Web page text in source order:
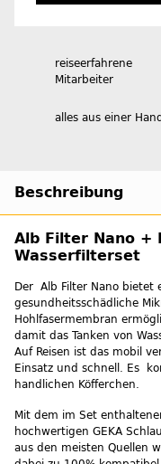
reiseerfahrene
Mitarbeiter
alles aus einer Hand
Beschreibung
Alb Filter Nano
Wasserfilterset
Der Alb Filter Nano bietet
gesundheitsschädliche
Hohlfasermembran
damit das Tanken von
Auf Reisen ist das mobil
Einsatz und schnell. Es
handlichen Köfferchen.
Mit dem im Set
hochwertigen GEKA
aus den meisten Quellen